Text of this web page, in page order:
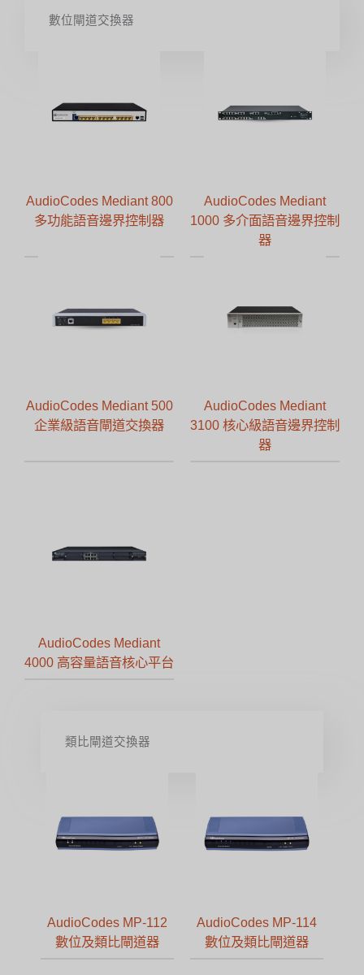
數位閘道交換器
AudioCodes Mediant 800
多功能語音邊界控制器
AudioCodes Mediant
1000 多介面語音邊界控制
器
AudioCodes Mediant 500
企業級語音閘道交換器
AudioCodes Mediant
3100 核心級語音邊界控制
器
AudioCodes Mediant
4000 高容量語音核心平台
類比閘道交換器
AudioCodes MP-112
數位及類比閘道器
AudioCodes MP-114
數位及類比閘道器